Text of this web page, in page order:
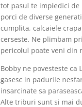
tot pasul te impiedici
porci de diverse
cumplita, calcaiele
cerseste. Ne plimbam
pericolul poate veni din
Bobby ne povesteste
gasesc in padurile
insarcinate sa
Alte triburi sunt si mai